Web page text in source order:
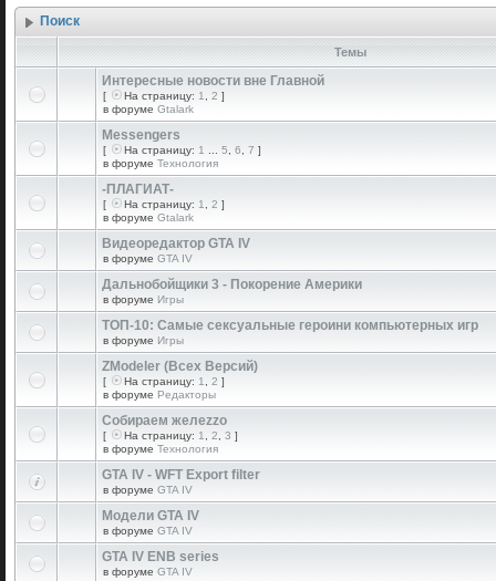
Поиск
Темы
Интересные новости вне Главной
[ На страницу: 1 2 ]
в форуме Gtalark
Messengers
[ На страницу: 1 5 6 7 ]
в форуме Технология
-ПЛАГИАТ-
[ На страницу: 1 2 ]
в форуме Gtalark
Видеоредактор GTA IV
в форуме GTA IV
Дальнобойщики 3 - Покорение Америки
в форуме Игры
ТОП-10: Самые сексуальные героини компьютерных игр
в форуме Игры
ZModeler (Всех Версий)
[ На страницу: 1 2 ]
в форуме Редакторы
Собираем желеzzо
[ На страницу: 1 2 3 ]
в форуме Технология
GTA IV - WFT Export filter
в форуме GTA IV
Модели GTA IV
в форуме GTA IV
GTA IV ENB series
в форуме GTA IV